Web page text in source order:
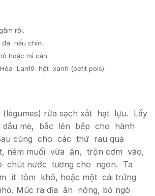
rồi.
đã nấu chín.
hoặc mì căn.
Lan19 hột xanh (petit pois).
rửa sạch xắt hạt lựu. Lấy
dầu mè, bắc lên bếp cho hành
cùng cho các thứ rau quả
nêm muối vừa ăn, trộn cơm vào,
chút nước tương cho ngon. Ta
ít tôm khô, hoặc một cái trứng
Múc ra dĩa ăn nóng, bỏ ngò